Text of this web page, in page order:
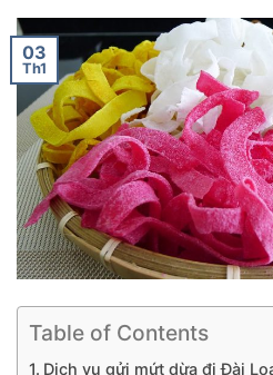
03
Th1
Table of Contents
Dịch vụ gửi mứt dừa đi Đài